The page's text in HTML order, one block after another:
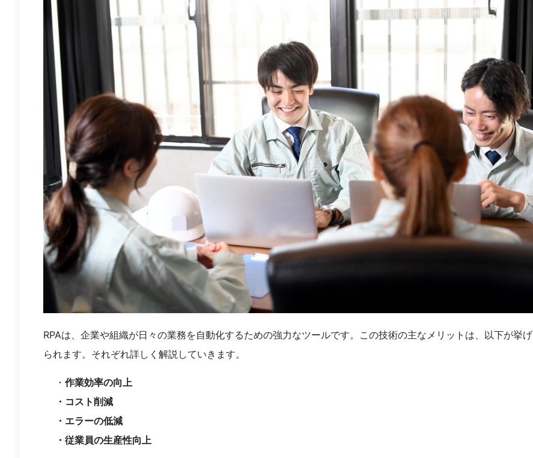
RPAは、企業や組織が日々の業務を自動化するための強力なツールです。この技術の主なメリットは、以下が挙げ
られます。それぞれ詳しく解説していきます。
・ 作業効率の向上
・コスト削減
・エラーの低減
・従業員の生産性向上